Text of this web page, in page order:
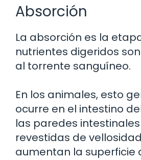
Absorción
La absorción es la
nutrientes digeridos
al torrente sanguíneo.
En los animales, esto
ocurre en el intestino
las paredes
revestidas de
aumentan la superficie